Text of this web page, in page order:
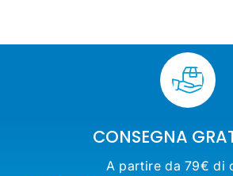
CONSEGNA
A partire da 79€ di